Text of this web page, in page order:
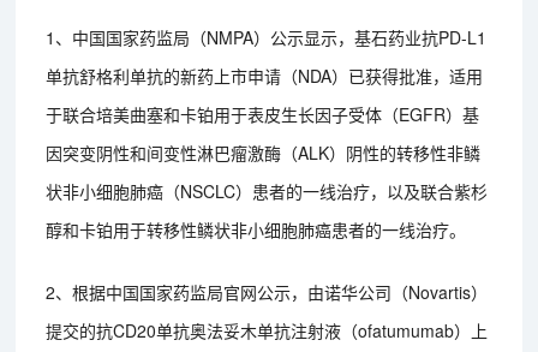
1、中国国家药监局（NMPA）公示显示，基石药业抗PD-L1
单抗舒格利单抗的新药上市申请（NDA）已获得批准，适用
于联合培美曲塞和卡铂用于表皮生长因子受体（EGFR）基
因突变阴性和间变性淋巴瘤激酶（ALK）阴性的转移性非鳞
状非小细胞肺癌（NSCLC）患者的一线治疗，以及联合紫杉
醇和卡铂用于转移性鳞状非小细胞肺癌患者的一线治疗。
2、根据中国国家药监局官网公示，由诺华公司（Novartis）
提交的抗CD20单抗奥法妥木单抗注射液（ofatumumab）上